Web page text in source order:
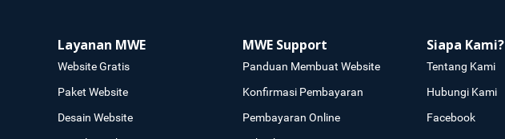
Layanan MWE
Website Gratis
Paket Website
Desain Website
MWE Support
Panduan Membuat Website
Konfirmasi Pembayaran
Pembayaran Online
Siapa Kami?
Tentang Kami
Hubungi Kami
Facebook